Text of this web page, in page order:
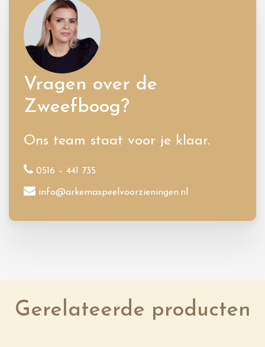
Vragen over de
Zweefboog?
Ons team staat voor je klaar.
0516 – 441 735
info@arkemaspeelvoorzieningen.nl
Gerelateerde producten